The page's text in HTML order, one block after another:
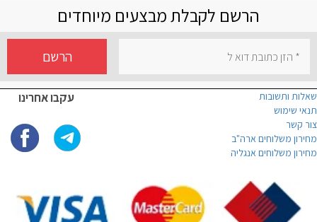
הרשם לקבלת מבצעים מיוחדים
הרשם
עקבו אחרינו
שאלות ותשובות
תנאי שימוש
צור קשר
מחירון משלוחים ארה"ב
מחירון משלוחים אנגליה